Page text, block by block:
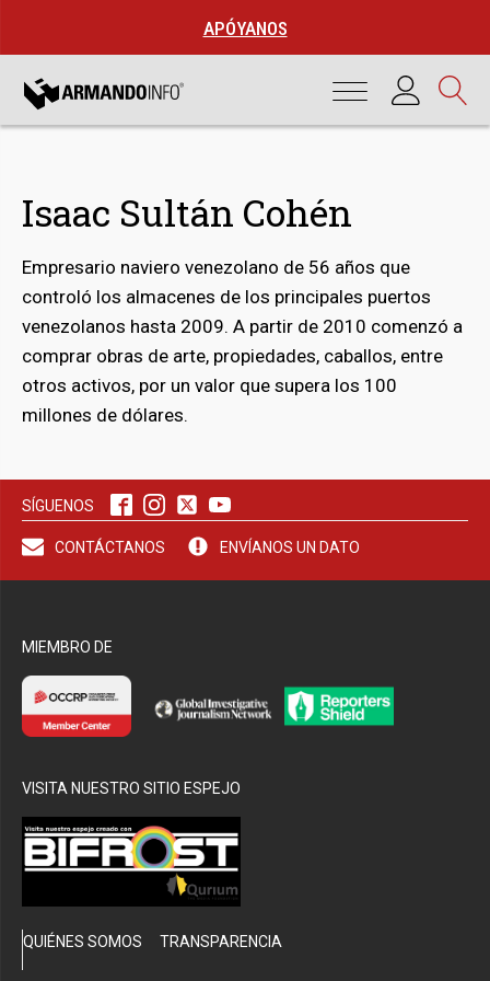
APÓYANOS
Isaac Sultán Cohén
Empresario naviero venezolano de 56 años que
controló los almacenes de los principales puertos
venezolanos hasta 2009. A partir de 2010 comenzó a
comprar obras de arte, propiedades, caballos, entre
otros activos, por un valor que supera los 100
millones de dólares.
SÍGUENOS
CONTÁCTANOS ENVÍANOS UN DATO
MIEMBRO DE
VISITA NUESTRO SITIO ESPEJO
QUIÉNES SOMOS TRANSPARENCIA